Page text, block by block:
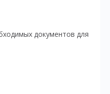
документов для